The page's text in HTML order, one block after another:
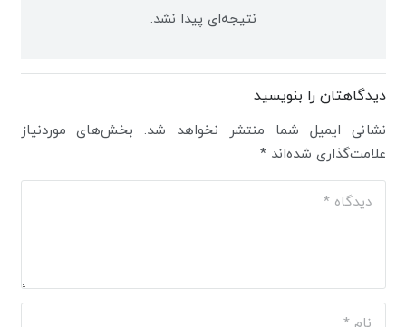
نتیجه‌ای پیدا نشد.
دیدگاهتان را بنویسید
نشانی ایمیل شما منتشر نخواهد شد.
بخش‌های موردنیاز
علامت‌گذاری شده‌اند*